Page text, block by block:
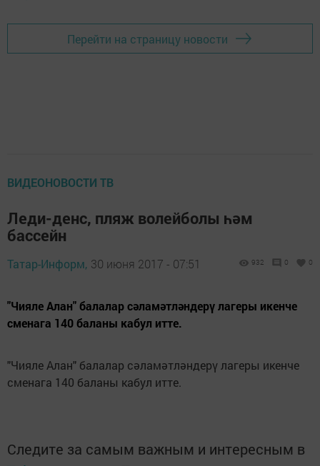
Перейти на страницу новости
ВИДЕОНОВОСТИ ТВ
Леди-денс, пляж волейболы һәм
бассейн
Татар-Информ, 30 июня 2017 - 07:51 932 0 0
"Чияле Алан" балалар сәламәтләндерү лагеры икенче
сменага 140 баланы кабул итте.
"Чияле Алан" балалар сәламәтләндерү лагеры икенче
сменага 140 баланы кабул итте.
Следите за самым важным и интересным в